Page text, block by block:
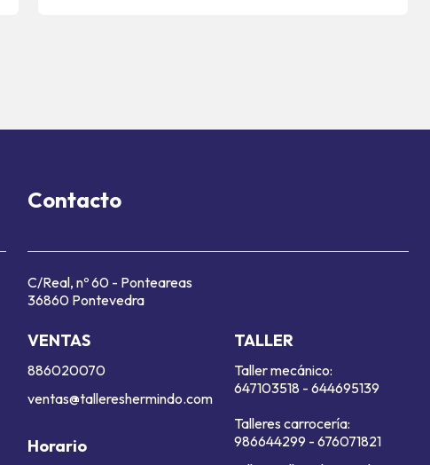
Contacto
C/Real, nº 60 - Ponteareas
36860 Pontevedra
VENTAS
886020070
ventas@tallereshermindo.com
Horario
TALLER
Taller mecánico:
647103518 - 644695139
Talleres carrocería:
986644299 - 676071821